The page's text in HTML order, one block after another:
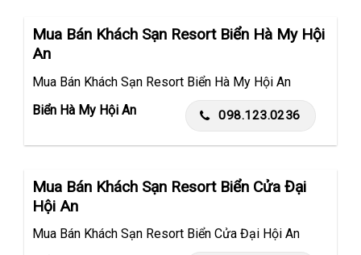
Mua Bán Khách Sạn Resort Biển Hà My Hội
An
Mua Bán Khách Sạn Resort Biển Hà My Hội An
Biển Hà My Hội An
098.123.0236
Mua Bán Khách Sạn Resort Biển Cửa Đại
Hội An
Mua Bán Khách Sạn Resort Biển Cửa Đại Hội An